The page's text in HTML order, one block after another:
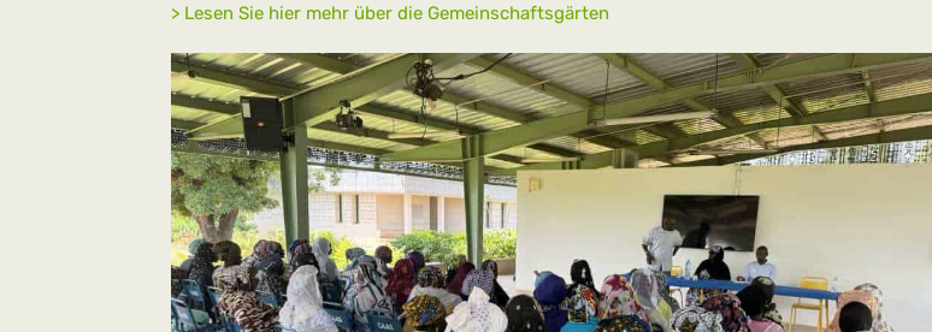
> Lesen Sie hier mehr über die Gemeinschaftsgärten